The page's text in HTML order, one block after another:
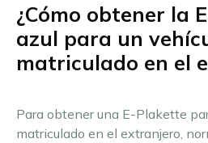
¿Cómo obtener la
azul para un
matriculado en el
Para obtener una E-Plakette
matriculado en el extranjero,